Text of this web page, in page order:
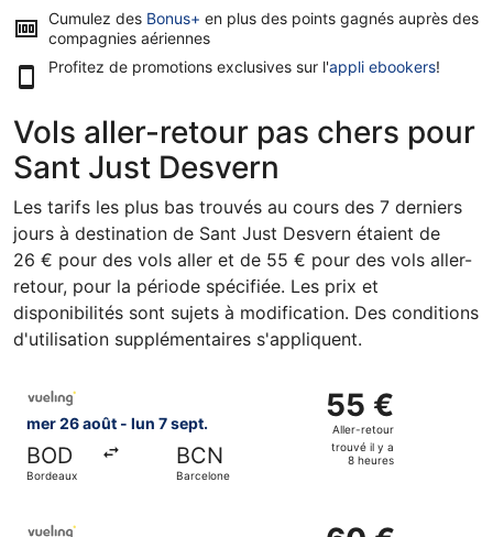
Cumulez des Bonus+ en plus des points gagnés auprès des
compagnies aériennes
Profitez de promotions exclusives sur l'appli ebookers!
Vols aller-retour pas chers pour
Sant Just Desvern
Les tarifs les plus bas trouvés au cours des 7 derniers
jours à destination de Sant Just Desvern étaient de
26 € pour des vols aller et de 55 € pour des vols aller-
retour, pour la période spécifiée. Les prix et
disponibilités sont sujets à modification. Des conditions
d'utilisation supplémentaires s'appliquent.
mer 26 août - lun 7 sept.
BOD
Bordeaux
BCN
Barcelone
55 €
Aller-
retour,
trouvé
a
55 €
Aller-retour
trouvé il y a
8 heures
60 €